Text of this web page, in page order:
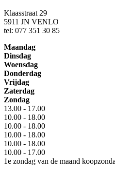
Klaasstraat 29
5911 JN VENLO
tel: 077 351 30 85
Maandag
Dinsdag
Woensdag
Donderdag
Vrijdag
Zaterdag
Zondag
13.00 - 17.00
10.00 - 18.00
10.00 - 18.00
10.00 - 18.00
10.00 - 18.00
10.00 - 17.00
1e zondag van de maand